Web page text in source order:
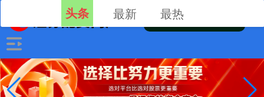
头条 最新 最热